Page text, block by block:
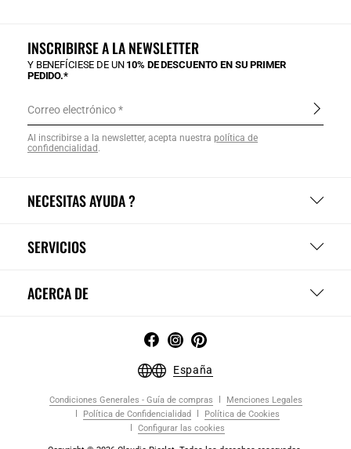
NECESITAS AYUDA ?
SERVICIOS
ACERCA DE
INSCRIBIRSE A LA NEWSLETTER
Y BENEFÍCIESE DE UN 10% DE DESCUENTO EN SU PRIMER
PEDIDO.*
Correo electrónico
Al inscribirse a la newsletter, acepta nuestra política de
confidencialidad.
España
Condiciones Generales - Guía de compras
Menciones Legales
Política de Confidencialidad
Política de Cookies
Configurar las cookies